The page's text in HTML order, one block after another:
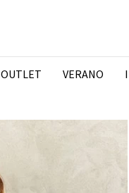
OUTLET VERANO